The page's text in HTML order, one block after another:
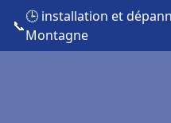
📞
🕒 installation et
Montagne